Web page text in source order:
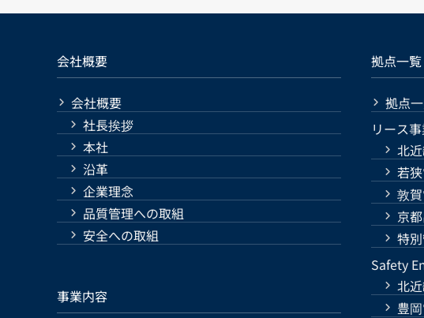
会社概要
会社概要
社長挨拶
本社
沿革
企業理念
品質管理への取組
安全への取組
事業内容
拠点一覧
拠点
リース
北
若
敦
京
特
Safety
北
豊